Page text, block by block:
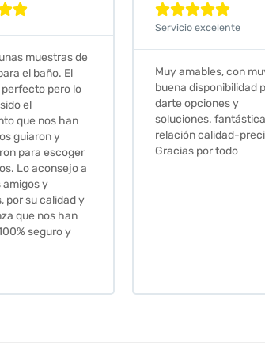

con muy
para
y
fantástica
precio.
todo

La Casa de los
tención recibida,
por parte de
sido excepcional.
profesionales,
colaboradores para